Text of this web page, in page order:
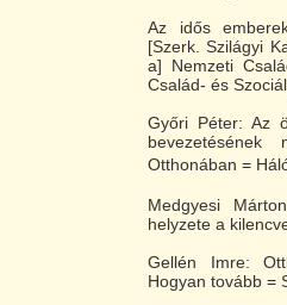
Az idős
[Szerk. Szilágyi
a] Nemzeti
Család- és
Győri Péter: Az
Otthonában =
Medgyesi
helyzete a
Gellén Imre:
Hogyan tovább =